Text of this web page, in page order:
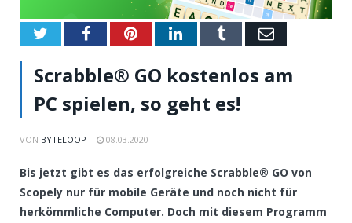
TwitterFacebookPinterestLinkedInTumblrEmail
Scrabble® GO kostenlos am
PC spielen, so geht es!
VON BYTELOOP 08.03.2020
Bis jetzt gibt es das erfolgreiche Scrabble® GO von
Scopely nur für mobile Geräte und noch nicht für
herkömmliche Computer. Doch mit diesem Programm